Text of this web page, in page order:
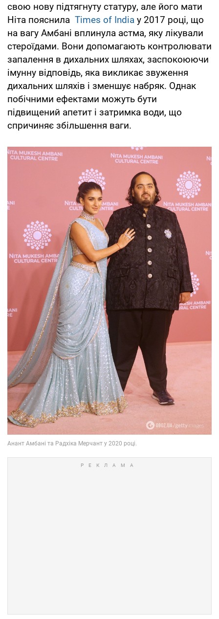
свою нову підтягнуту статуру, але його мати
Ніта пояснила Times of India у 2017 році, що
на вагу Амбані вплинула астма, яку лікували
стероїдами. Вони допомагають контролювати
запалення в дихальних шляхах, заспокоюючи
імунну відповідь, яка викликає звуження
дихальних шляхів і зменшує набряк. Однак
побічними ефектами можуть бути
підвищений апетит і затримка води, що
спричиняє збільшення ваги.